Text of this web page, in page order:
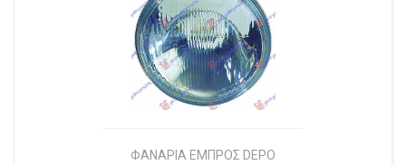
ΦΑΝΑΡΙΑ ΕΜΠΡΟΣ DEPO